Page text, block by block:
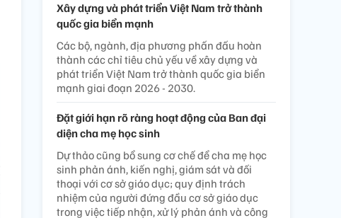
Xây dựng và phát triển Việt Nam trở thành
quốc gia biển mạnh
Các bộ, ngành, địa phương phấn đấu hoàn
thành các chỉ tiêu chủ yếu về xây dựng và
phát triển Việt Nam trở thành quốc gia biển
mạnh giai đoạn 2026 - 2030.
Đặt giới hạn rõ ràng hoạt động của Ban đại
diện cha mẹ học sinh
Dự thảo cũng bổ sung cơ chế để cha mẹ học
sinh phản ánh, kiến nghị, giám sát và đối
thoại với cơ sở giáo dục; quy định trách
nhiệm của người đứng đầu cơ sở giáo dục
trong việc tiếp nhận, xử lý phản ánh và công